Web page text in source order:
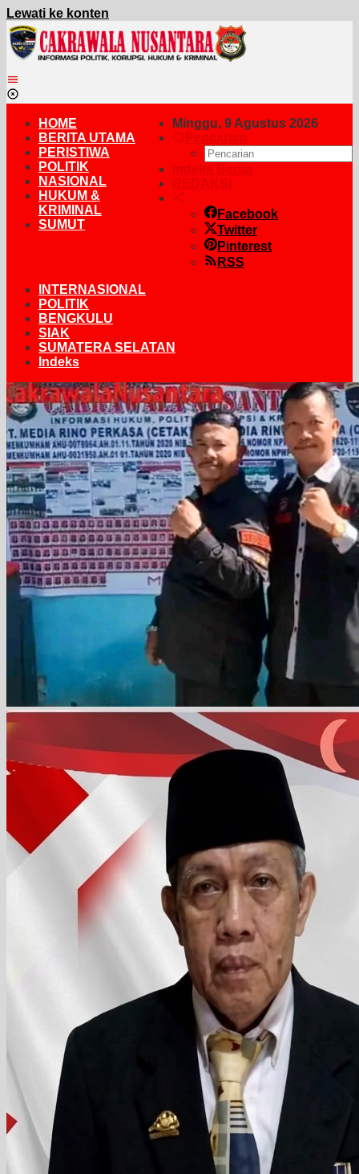
Lewati ke konten
Minggu, 9 Agustus 2026
Pencarian
Indeks Berita
REDAKSI
Facebook
Twitter
Pinterest
RSS
HOME
BERITA UTAMA
PERISTIWA
POLITIK
NASIONAL
HUKUM &
KRIMINAL
SUMUT
INTERNASIONAL
POLITIK
BENGKULU
SIAK
SUMATERA SELATAN
Indeks